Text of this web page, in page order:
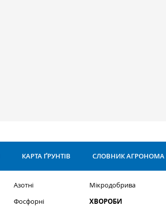
КАРТА ҐРУНТІВ СЛОВНИК АГРОНОМА
Азотні
Фосфорні
Мікродобрива
ХВОРОБИ